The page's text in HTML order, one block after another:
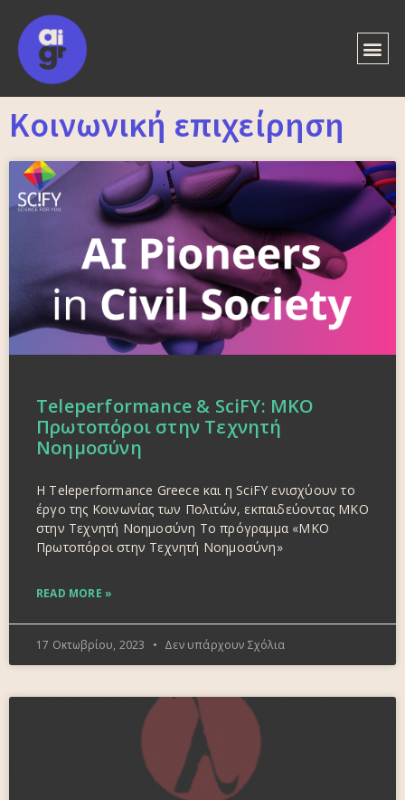
Κοινωνική επιχείρηση
Teleperformance & SciFY: ΜΚΟ
Πρωτοπόροι στην Τεχνητή
Νοημοσύνη
H Teleperformance Greece και η SciFY ενισχύουν το
έργο της Κοινωνίας των Πολιτών, εκπαιδεύοντας ΜΚΟ
στην Τεχνητή Νοημοσύνη Το πρόγραμμα «ΜΚΟ
Πρωτοπόροι στην Τεχνητή Νοημοσύνη»
READ MORE »
17 Οκτωβρίου, 2023 Δεν υπάρχουν Σχόλια